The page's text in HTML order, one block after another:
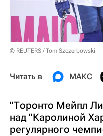
© REUTERS / Tom Szczerbowski
Читать в МАКС
"Торонто Мейпл
над "Каролиной
регулярного